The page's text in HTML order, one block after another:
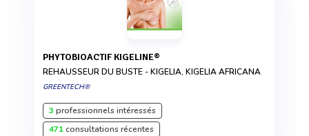
PHYTOBIOACTIF KIGELINE®
REHAUSSEUR DU BUSTE - KIGELIA, KIGELIA AFRICANA
GREENTECH®
3 professionnels intéressés
471consultations récentes